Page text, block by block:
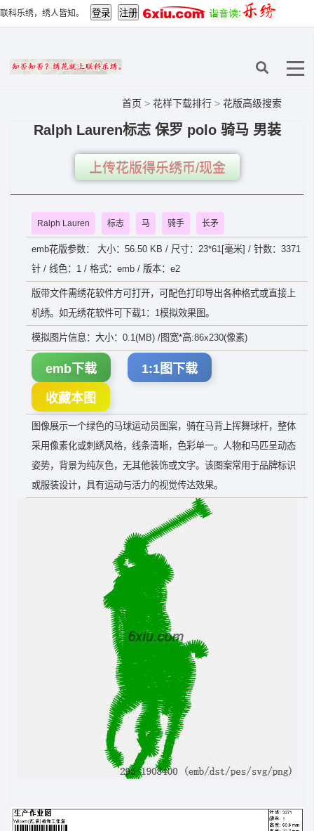
联科乐绣，绣人皆知。
首页 > 花样下载排行 > 花版高级搜索
Ralph Lauren标志 保罗 polo 骑马 男装
上传花版得乐绣币/现金
Ralph Lauren 标志 马 骑手 长矛
emb花版参数： 大小：56.50 KB / 尺寸：23*61[毫米] / 针数：3371
针 / 线色：1 / 格式：emb / 版本：e2
版带文件需绣花软件方可打开，可配色打印导出各种格式或直接上
机绣。如无绣花软件可下载1：1模拟效果图。
模拟图片信息：大小：0.1(MB) /图宽*高:86x230(像素)
emb下载 1:1图下载
收藏本图
图像展示一个绿色的马球运动员图案，骑在马背上挥舞球杆，整体
采用像素化或刺绣风格，线条清晰，色彩单一。人物和马匹呈动态
姿势，背景为纯灰色，无其他装饰或文字。该图案常用于品牌标识
或服装设计，具有运动与活力的视觉传达效果。